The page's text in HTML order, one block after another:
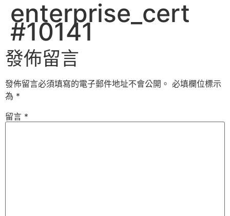
enterprise_cert
#10141
發佈留言
發佈留言必須填寫的電子郵件地址不會公開。 必填欄位標示
為 *
留言 *